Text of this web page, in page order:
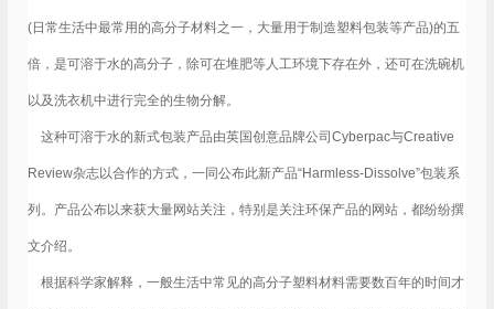
(日常生活中最常用的高分子材料之一，大量用于制造塑料包装等产品)的五
倍，是可溶于水的高分子，除可在堆肥等人工环境下存在外，还可在洗碗机
以及洗衣机中进行完全的生物分解。
这种可溶于水的新式包装产品由英国创意品牌公司Cyberpac与Creative
Review杂志以合作的方式，一同公布此新产品“Harmless-Dissolve”包装系
列。产品公布以来获大量网站关注，特别是关注环保产品的网站，都纷纷撰
文介绍。
根据科学家解释，一般生活中常见的高分子塑料材料需要数百年的时间才